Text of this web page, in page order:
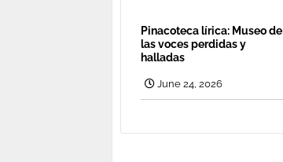
Pinacoteca lírica: Museo de
las voces perdidas y
halladas
June 24, 2026